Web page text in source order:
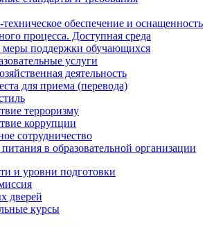
обеспечение и оснащенность
процесса. Доступная среда
поддержки обучающихся
услуги
деятельность
для приема (перевода)
терроризму
коррупции
сотрудничество
в образовательной организации
и уровни подготовки
дверей
курсы